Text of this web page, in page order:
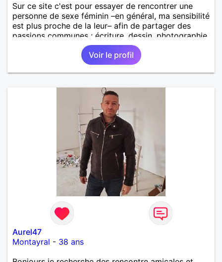
Sur ce site c'est pour essayer de rencontrer une
personne de sexe féminin –en général, ma sensibilité
est plus proche de la leur– afin de partager des
passions communes : écriture, dessin, photographie,
Trouver une sorte de complice en écriture, en
dessin, en photographie. Eventuellement plus si
bonnes vibrations. Ne pouvant me déplacer
autrement qu'en transports en commun ou à pieds,
immédiats. Ou bien déménagez. C'est vous qui
voyez. Pour d'autres photos, demandez-moi l'accès
à mon album privé.
Voir le profil
Aurel47
Montayral - 38 ans